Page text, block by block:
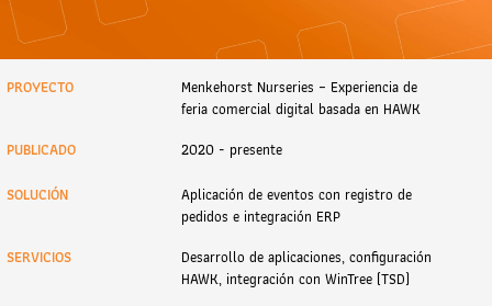
PROYECTO
Menkehorst Nurseries – Experiencia de
feria comercial digital basada en HAWK
PUBLICADO
2020 - presente
SOLUCIÓN
Aplicación de eventos con registro de
pedidos e integración ERP
SERVICIOS
Desarrollo de aplicaciones, configuración
HAWK, integración con WinTree (TSD)